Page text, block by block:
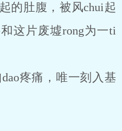
的肚腹，被风chui起
这片废墟rong为一ti
疼痛，唯一刻入基